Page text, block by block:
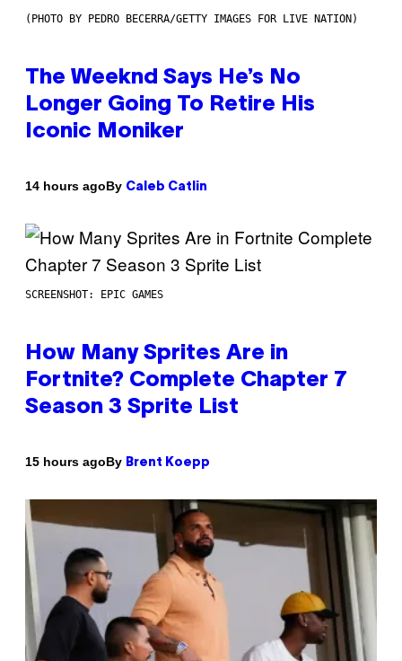
(PHOTO BY PEDRO BECERRA/GETTY IMAGES FOR LIVE NATION)
The Weeknd Says He’s No
Longer Going To Retire His
Iconic Moniker
14 hours agoBy Caleb Catlin
SCREENSHOT: EPIC GAMES
How Many Sprites Are in
Fortnite? Complete Chapter 7
Season 3 Sprite List
15 hours agoBy Brent Koepp